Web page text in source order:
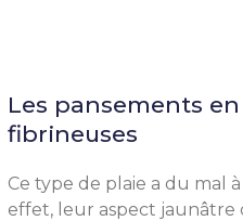
Les pansements
fibrineuses
Ce type de plaie a du mal
effet, leur aspect jaunâtre